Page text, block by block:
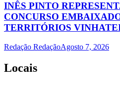
INÊS PINTO
CONCURSO
TERRITÓRIOS
Redação RedaçãoAgosto 7, 2026
Locais